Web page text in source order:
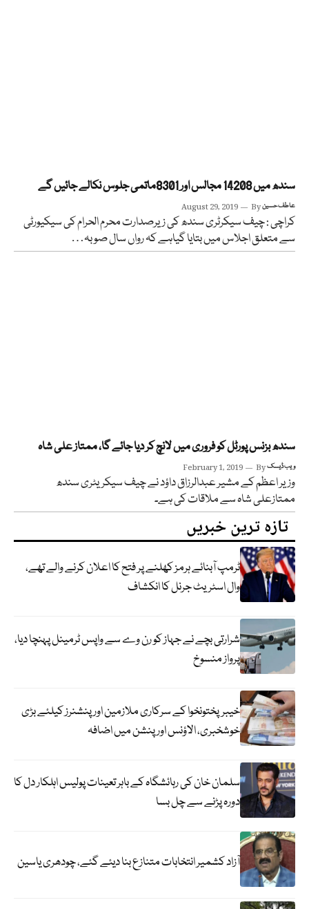
سندھ میں 14208 مجالس اور 8301ماتمی جلوس نکالے جائیں گے
August 29, 2019 Byعاطف حسین
کراچی : چیف سیکرٹری سندھ کی زیرصدارت محرم الحرام کی سیکیورٹی
سے متعلق اجلاس میں بتایا گیاہے کہ رواں سال صوبہ…
سندھ بزنس پورٹل کو فروری میں لانچ کر دیا جائے گا، ممتاز علی شاہ
February 1, 2019 Byویب ڈیسک
وزیر اعظم کے مشیر عبدالرزاق داؤد نے چیف سیکریٹری سندھ
ممتازعلی شاہ سے ملاقات کی ہے۔
تازہ ترین خبریں
ٹرمپ آبنائے ہرمز کھلنے پر فتح کا اعلان کرنے والے تھے،
وال اسٹریٹ جرنل کا انکشاف
شرارتی بچے نے جہاز کو رن وے سے واپس ٹرمینل پہنچا دیا،
پرواز منسوخ
خیبرپختونخوا کے سرکاری ملازمین اور پنشنرز کیلئے بڑی
خوشخبری، الاؤنس اور پنشن میں اضافہ
سلمان خان کی رہائشگاہ کے باہر تعینات پولیس اہلکار دل کا
دورہ پڑنے سے چل بسا
آزاد کشمیر انتخابات متنازع بنا دیئے گئے، چودھری یاسین